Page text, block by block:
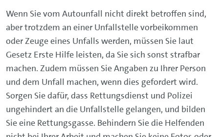
Wenn Sie vom Autounfall nicht direkt betroffen sind,
aber trotzdem an einer Unfallstelle vorbeikommen
oder Zeuge eines Unfalls werden, müssen Sie laut
Gesetz Erste Hilfe leisten, da Sie sich sonst strafbar
machen. Zudem müssen Sie Angaben zu Ihrer Person
und dem Unfall machen, wenn dies gefordert wird.
Sorgen Sie dafür, dass Rettungsdienst und Polizei
ungehindert an die Unfallstelle gelangen, und bilden
Sie eine Rettungsgasse. Behindern Sie die Helfenden